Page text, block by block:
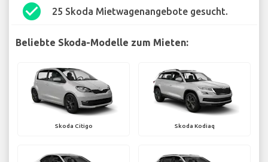
check_circle 25 Skoda Mietwagenangebote gesucht.
Beliebte Skoda-Modelle zum Mieten:
Skoda Citigo Skoda Kodiaq